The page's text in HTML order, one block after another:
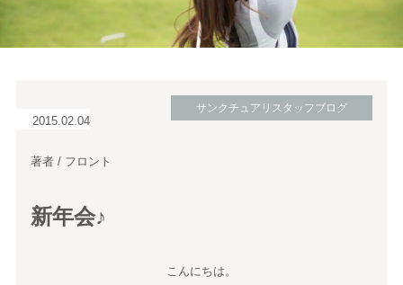
2015.02.04
サンクチュアリスタッフブログ
著者 / フロント
新年会♪
こんにちは。